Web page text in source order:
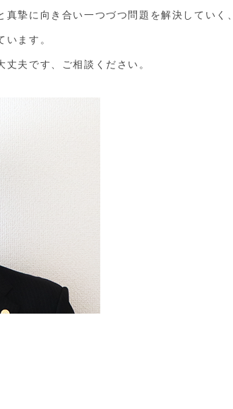
摯に向き合い一つづつ問題を解決していく、
ます。
夫です、ご相談ください。